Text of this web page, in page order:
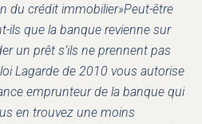
du crédit immobilier»Peut-être
ils que la banque revienne sur
un prêt s’ils ne prennent pas
Lagarde de 2010 vous autorise
emprunteur de la banque qui
en trouvez une moins